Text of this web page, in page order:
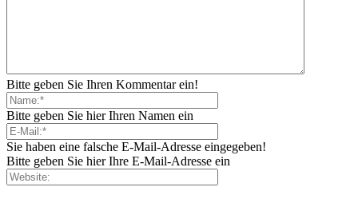
Bitte geben Sie Ihren Kommentar ein!
Bitte geben Sie hier Ihren Namen ein
Sie haben eine falsche E-Mail-Adresse eingegeben!
Bitte geben Sie hier Ihre E-Mail-Adresse ein